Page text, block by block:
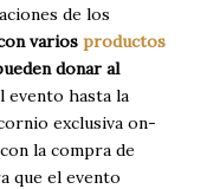
de los
varios productos
donar al
evento hasta la
exclusiva on-
la compra de
que el evento